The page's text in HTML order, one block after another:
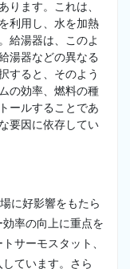
ります。これは、
利用し、水を加熱
給湯器は、このよ
湯器などの異なる
すると、そのよう
の効率、燃料の種
ールすることであ
要因に依存してい
に好影響をもたら
率の向上に重点を
サーモスタット、
ています。さら